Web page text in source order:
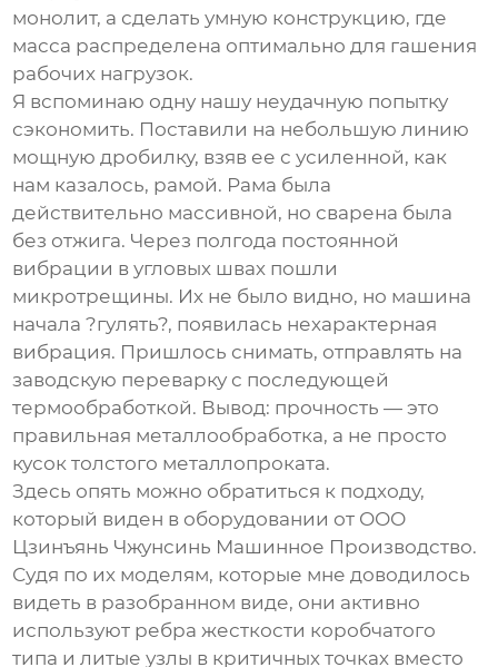
монолит, а сделать умную конструкцию, где
масса распределена оптимально для гашения
рабочих нагрузок.
Я вспоминаю одну нашу неудачную попытку
сэкономить. Поставили на небольшую линию
мощную дробилку, взяв ее с усиленной, как
нам казалось, рамой. Рама была
действительно массивной, но сварена была
без отжига. Через полгода постоянной
вибрации в угловых швах пошли
микротрещины. Их не было видно, но машина
начала ?гулять?, появилась нехарактерная
вибрация. Пришлось снимать, отправлять на
заводскую переварку с последующей
термообработкой. Вывод: прочность — это
правильная металлообработка, а не просто
кусок толстого металлопроката.
Здесь опять можно обратиться к подходу,
который виден в оборудовании от ООО
Цзинъянь Чжунсинь Машинное Производство.
Судя по их моделям, которые мне доводилось
видеть в разобранном виде, они активно
используют ребра жесткости коробчатого
типа и литые узлы в критичных точках вместо